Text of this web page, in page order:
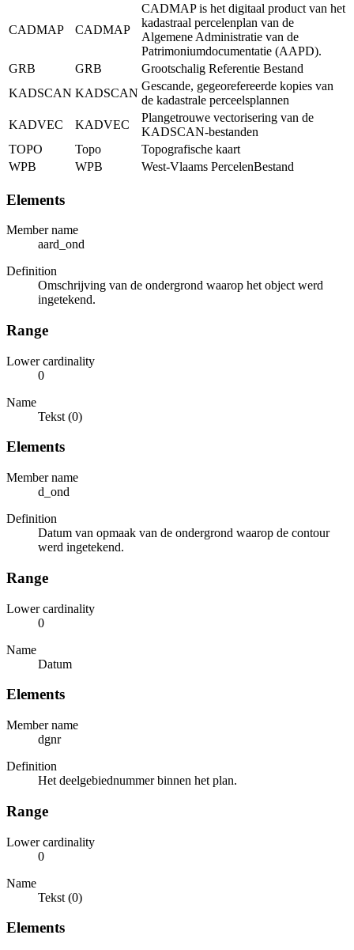
CADMAP CADMAP
CADMAP is het digitaal product van het
kadastraal percelenplan van de
Algemene Administratie van de
Patrimoniumdocumentatie (AAPD).
GRB
GRB
Grootschalig Referentie Bestand
KADSCAN KADSCAN
Gescande, gegeorefereerde kopies van
de kadastrale perceelsplannen
KADVEC
KADVEC
Plangetrouwe vectorisering van de
KADSCAN-bestanden
TOPO
Topo
Topografische kaart
WPB
WPB West-Vlaams PercelenBestand
Elements
Member name
aard_ond
Definition
Omschrijving van de ondergrond waarop het object werd
ingetekend.
Range
Lower cardinality
0
Name
Tekst (0)
Elements
Member name
d_ond
Definition
Datum van opmaak van de ondergrond waarop de contour
werd ingetekend.
Range
Lower cardinality
0
Name
Datum
Elements
Member name
dgnr
Definition
Het deelgebiednummer binnen het plan.
Range
Lower cardinality
0
Name
Tekst (0)
Elements